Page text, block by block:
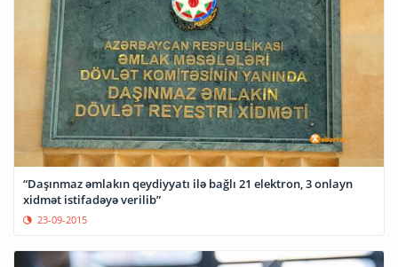
“Daşınmaz əmlakın qeydiyyatı ilə bağlı 21 elektron, 3 onlayn
xidmət istifadəyə verilib”
23-09-2015